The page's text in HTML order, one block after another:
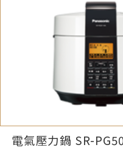
電氣壓力鍋 SR-